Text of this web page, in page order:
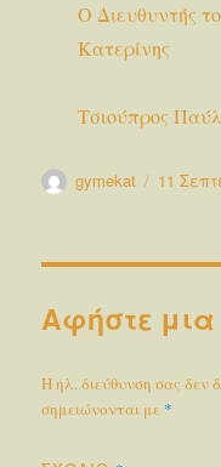
Ο Διευθυντής
Κατερίνης
Τσιούπρος
Συντάκτης
gymekat 11
Αφήστε
Η ηλ. διεύθυνση σας δεν
σημειώνονται με *